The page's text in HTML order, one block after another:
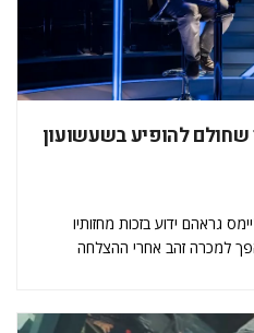
שחולם להופיע בשעשועון
ידוע בזכות מחזותיו
הפך למכרה זהב אחרי ההצלחה